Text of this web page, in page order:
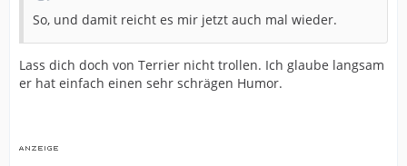
So, und damit reicht es mir jetzt auch mal wieder.
Lass dich doch von Terrier nicht trollen. Ich glaube langsam
er hat einfach einen sehr schrägen Humor.